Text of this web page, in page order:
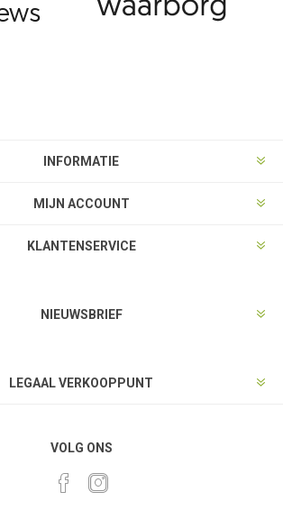
INFORMATIE
MIJN ACCOUNT
KLANTENSERVICE
NIEUWSBRIEF
LEGAAL VERKOOPPUNT
VOLG ONS